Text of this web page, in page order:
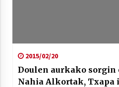
2015/02/20
Doulen aurkako sorgin
Nahia Alkortak, Txapa